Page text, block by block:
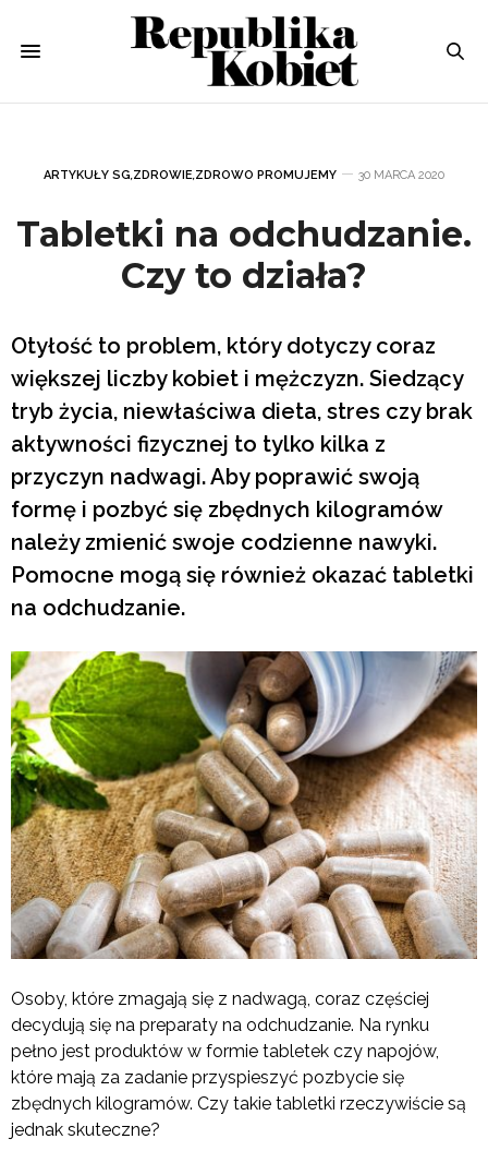
ARTYKUŁY SG,ZDROWIE,ZDROWO PROMUJEMY 30 MARCA 2020
Tabletki na odchudzanie.
Czy to działa?
Otyłość to problem, który dotyczy coraz
większej liczby kobiet i mężczyzn. Siedzący
tryb życia, niewłaściwa dieta, stres czy brak
aktywności fizycznej to tylko kilka z
przyczyn nadwagi. Aby poprawić swoją
formę i pozbyć się zbędnych kilogramów
należy zmienić swoje codzienne nawyki.
Pomocne mogą się również okazać tabletki
na odchudzanie.
Osoby, które zmagają się z nadwagą, coraz częściej
decydują się na preparaty na odchudzanie. Na rynku
pełno jest produktów w formie tabletek czy napojów,
które mają za zadanie przyspieszyć pozbycie się
zbędnych kilogramów. Czy takie tabletki rzeczywiście są
jednak skuteczne?